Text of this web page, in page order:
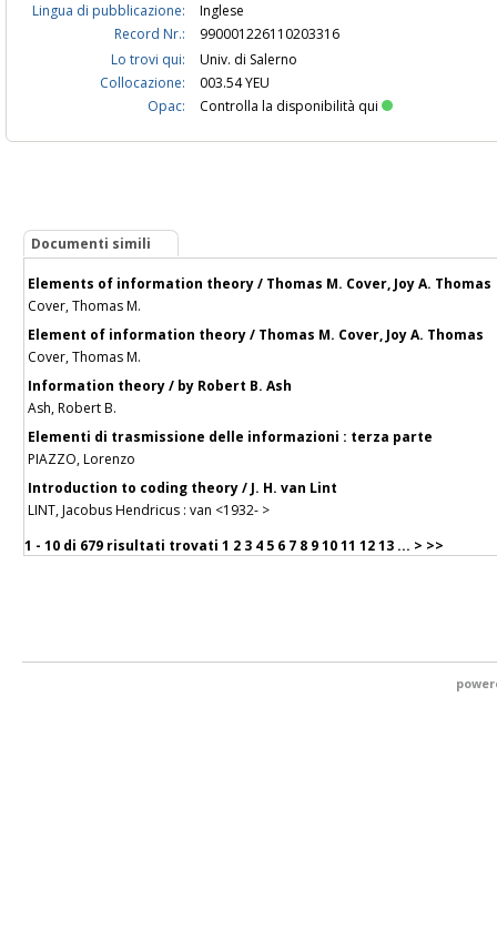
Lingua di pubblicazione:
Inglese
Record Nr.:
990001226110203316
Lo trovi qui:
Univ. di Salerno
Collocazione:
003.54 YEU
Opac:
Controlla la disponibilità qui
Documenti simili
Elements of information theory / Thomas M. Cover, Joy A. Thomas
Cover, Thomas M.
Element of information theory / Thomas M. Cover, Joy A. Thomas
Cover, Thomas M.
Information theory / by Robert B. Ash
Ash, Robert B.
Elementi di trasmissione delle informazioni : terza parte
PIAZZO, Lorenzo
Introduction to coding theory / J. H. van Lint
LINT, Jacobus Hendricus : van <1932- >
1 - 10 di 679 risultati trovati 1 2 3 4 5 6 7 8 91011 1213 ... > >>